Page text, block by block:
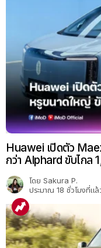
Huawei เปิดตัว
กว่า Alphard ขับไกล
โดย Sakura P.
ประมาณ 18 ชั่วโมงที่แล้